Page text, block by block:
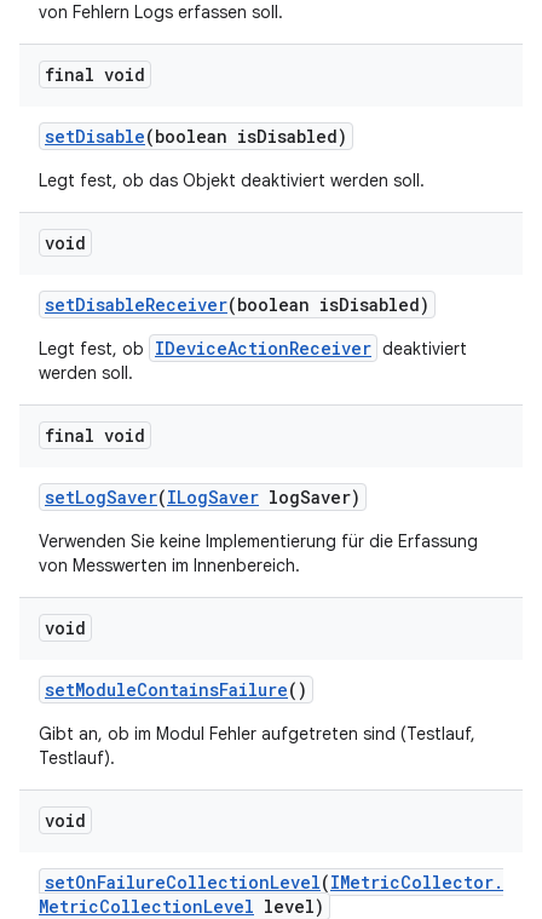
von Fehlern Logs erfassen soll.
final void
setDisable(boolean isDisabled)
Legt fest, ob das Objekt deaktiviert werden soll.
void
setDisableReceiver(boolean isDisabled)
Legt fest, ob IDeviceActionReceiver deaktiviert
werden soll.
final void
setLogSaver(ILogSaver logSaver)
Verwenden Sie keine Implementierung für die Erfassung
von Messwerten im Innenbereich.
void
setModuleContainsFailure()
Gibt an, ob im Modul Fehler aufgetreten sind (Testlauf,
Testlauf).
void
setOnFailureCollectionLevel(IMetricCollector.
MetricCollectionLevel level)